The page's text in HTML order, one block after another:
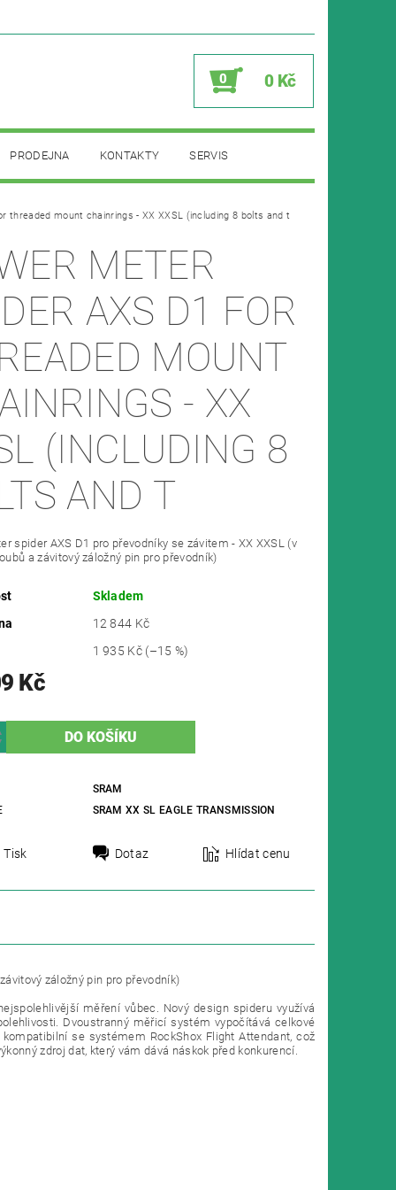
0 0 Kč
PRODEJNA KONTAKTY SERVIS
threaded mount chainrings - XX XXSL (including 8 bolts and t
METER
AXS D1 FOR
MOUNT
- XX
(INCLUDING 8
AND T
spider AXS D1 pro převodníky se závitem - XX XXSL (v
a závitový záložný pin pro převodník)
Skladem
12 844 Kč
1 935 Kč (–15 %)
Kč
SRAM
SRAM XX SL EAGLE TRANSMISSION
Tisk Dotaz Hlídat cenu
záložný pin pro převodník)
měření vůbec. Nový design spideru využívá
Dvoustranný měřicí systém vypočítává celkové
se systémem RockShox Flight Attendant, což
zdroj dat, který vám dává náskok před konkurencí.